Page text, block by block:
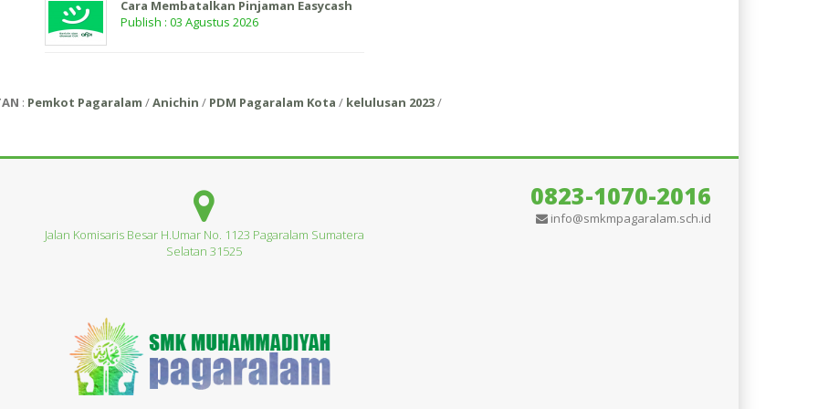
Cara Membatalkan Pinjaman Easycash
Publish : 03 Agustus 2026
: Pemkot Pagaralam /Anichin / PDM Pagaralam Kota / kelulusan 2023/
Jalan Komisaris Besar H.Umar No. 1123 Pagaralam Sumatera
Selatan 31525
0823-1070-2016
info@smkmpagaralam.sch.id